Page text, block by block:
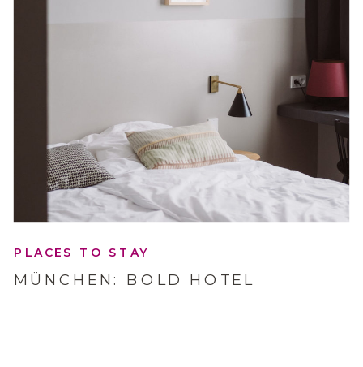
PLACES TO STAY
MÜNCHEN: BOLD HOTEL